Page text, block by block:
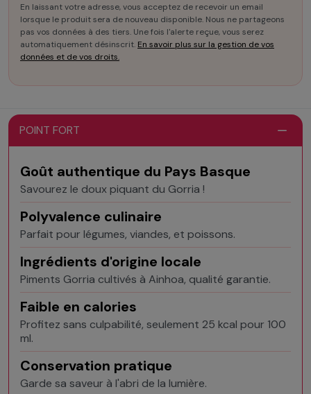
En laissant votre adresse, vous acceptez de recevoir un email
lorsque le produit sera de nouveau disponible. Nous ne partageons
pas vos données à des tiers. Une fois l'alerte reçue, vous serez
automatiquement désinscrit. En savoir plus sur la gestion de vos
données et de vos droits.
POINT FORT
Goût authentique du Pays Basque
Savourez le doux piquant du Gorria !
Polyvalence culinaire
Parfait pour légumes, viandes, et poissons.
Ingrédients d'origine locale
Piments Gorria cultivés à Ainhoa, qualité garantie.
Faible en calories
Profitez sans culpabilité, seulement 25 kcal pour 100
ml.
Conservation pratique
Garde sa saveur à l'abri de la lumière.